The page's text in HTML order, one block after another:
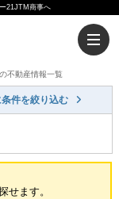
21JTM商事へ
不動産情報一覧
件を絞り込む
せます。